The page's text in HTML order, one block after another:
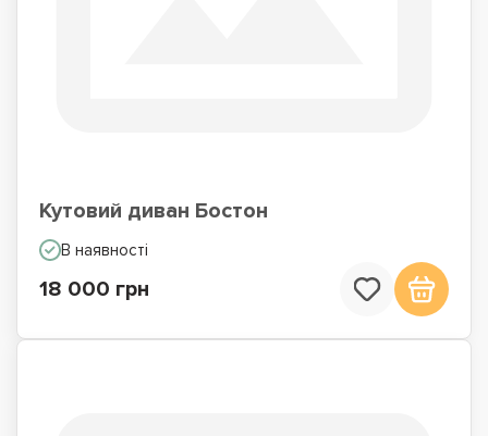
Кутовий диван Бостон
В наявності
18 000 грн